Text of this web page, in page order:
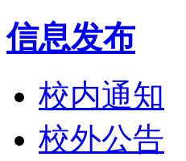
信息发布
校内通知
校外公告